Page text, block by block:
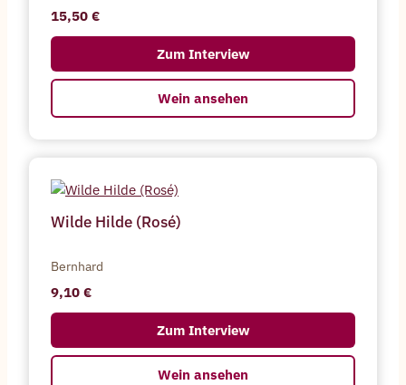
15,50
Zum Interview
Wein ansehen
Wilde Hilde (Rosé)
Bernhard
9,10
Zum Interview
Wein ansehen